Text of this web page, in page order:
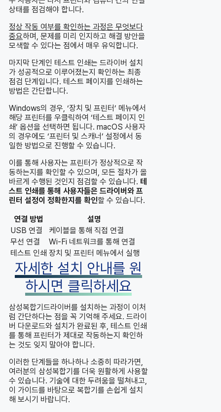
상태를 점검해야 합니다.
정상 작동 여부를 확인하는 과정은 무엇보다
중요하며, 문제를 미리 인지하고 해결 방안을
모색할 수 있다는 점에서 매우 유익합니다.
마지막 단계인 테스트 인쇄는 드라이버 설치
가 성공적으로 이루어졌는지 확인하는 최종
점검 단계입니다. 테스트 페이지를 인쇄하는
방법은 간단합니다.
Windows의 경우, ‘장치 및 프린터’ 메뉴에서
해당 프린터를 우클릭하여 ‘테스트 페이지 인
쇄’ 옵션을 선택하면 됩니다. macOS 사용자
의 경우에도 ‘프린터 및 스캐너’ 설정에서 동
일한 방법으로 진행할 수 있습니다.
이를 통해 사용자는 프린터가 정상적으로 작
동하는지를 확인할 수 있으며, 모든 절차가 올
바르게 수행된 것인지 점검할 수 있습니다. 테
스트 인쇄를 통해 사용자들은 드라이버와 프
린터 설정이 정확한지를 확인할 수 있습니다.
연결 방법
설명
USB 연결
케이블을 통해 직접 연결
무선 연결
Wi-Fi 네트워크를 통해 연결
테스트 인쇄 장치 및 프린터 메뉴에서 실행
자세한 설치 안내를 원
하시면 클릭하세요
삼성복합기드라이버를 설치하는 과정이 이처
럼 간단하다는 점을 꼭 기억해 주세요. 드라이
버 다운로드와 설치가 완료된 후, 테스트 인쇄
를 통해 프린터가 제대로 작동하는지 확인하
는 것도 잊지 말아야 합니다.
이러한 단계들을 하나하나 소중히 따라가면,
여러분의 삼성복합기를 더욱 원활하게 사용할
수 있습니다. 기술에 대한 두려움을 떨쳐내고,
이 가이드를 바탕으로 복합기를 손쉽게 설치
해 보시기 바랍니다.